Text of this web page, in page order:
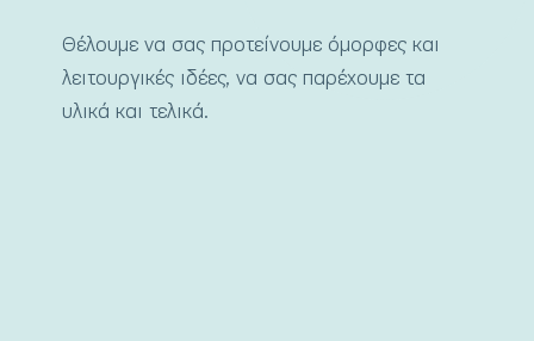
Θέλουμε να σας προτείνουμε όμορφες και
λειτουργικές ιδέες, να σας παρέχουμε τα
υλικά και τελικά.